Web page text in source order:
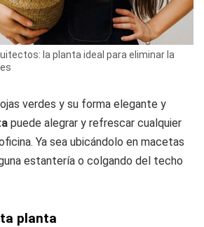
la planta ideal para eliminar la
verdes y su forma elegante y
puede alegrar y refrescar cualquier
Ya sea ubicándolo en macetas
estantería o colgando del techo
planta